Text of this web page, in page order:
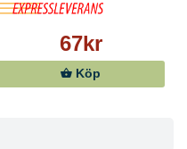
67kr
Köp